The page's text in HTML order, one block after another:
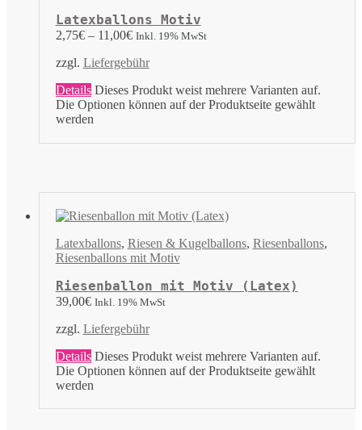
Latexballons Motiv
2,75€– 11,00€ Inkl. 19% MwSt
zzgl. Liefergebühr
Details Dieses Produkt weist mehrere Varianten auf.
Die Optionen können auf der Produktseite gewählt
werden
Latexballons, Riesen & Kugelballons, Riesenballons,
Riesenballons mit Motiv
Riesenballon mit Motiv (Latex)
39,00€ Inkl. 19% MwSt
zzgl. Liefergebühr
Details Dieses Produkt weist mehrere Varianten auf.
Die Optionen können auf der Produktseite gewählt
werden